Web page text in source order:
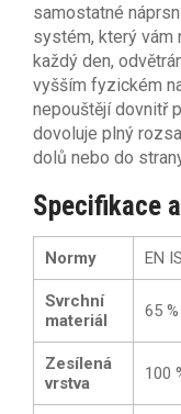
samostatné
systém, který vám
každý den,
vyšším fyzickém
nepouštějí dovnitř
dovoluje plný
dolů nebo do
Specifikace
Normy EN
Svrchní
materiál
65
Zesílená
vrstva
100